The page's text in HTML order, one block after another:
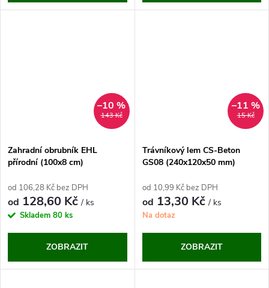
143 Kč
–10 %
Zahradní obrubník EHL
přírodní (100x8 cm)
od 106,28 Kč bez DPH
od 128,60 Kč/ ks
Skladem 80 ks
ZOBRAZIT
15 Kč
–11 %
Trávníkový lem CS-Beton
GS08 (240x120x50 mm)
od 10,99 Kč bez DPH
od 13,30 Kč/ ks
Na dotaz
ZOBRAZIT